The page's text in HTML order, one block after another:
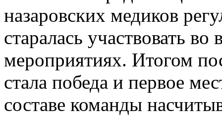
назаровских медиков
старалась участвовать
мероприятиях. Итогом
стала победа и первое
составе команды